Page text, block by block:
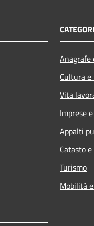
Cultura
Vita
Imprese
Appalti
Catasto
Turismo
Mobilità